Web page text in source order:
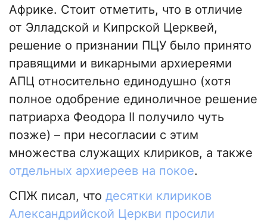
Африке. Стоит отметить, что в отличие
от Элладской и Кипрской Церквей,
решение о признании ПЦУ было принято
правящими и викарными архиереями
АПЦ относительно единодушно (хотя
полное одобрение единоличное решение
патриарха Феодора II получило чуть
позже) – при несогласии с этим
множества служащих клириков, а также
отдельных архиереев на покое.
СПЖ писал, что десятки клириков
Александрийской Церкви просили